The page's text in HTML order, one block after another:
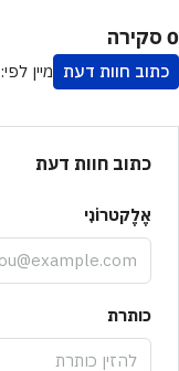
0 סקירה
מיין לפי: כתוב חוות דעת
כתוב חוות דעת
אֶלֶקטרוֹנִי
כותרת